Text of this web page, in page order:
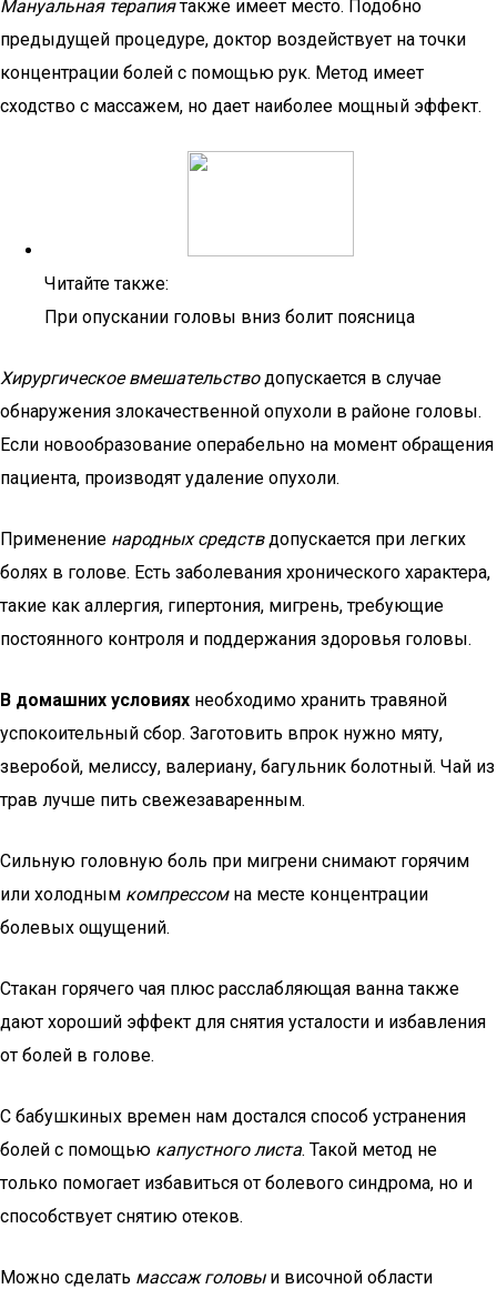
Мануальная терапиятакже имеет место. Подобно
предыдущей процедуре, доктор воздействует на точки
концентрации болей с помощью рук. Метод имеет
сходство с массажем, но дает наиболее мощный эффект.
Читайте также:
При опускании головы вниз болит поясница
Хирургическое вмешательстводопускается в случае
обнаружения злокачественной опухоли в районе головы.
Если новообразование операбельно на момент обращения
пациента, производят удаление опухоли.
Применение народных средствдопускается при легких
болях в голове. Есть заболевания хронического характера,
такие как аллергия, гипертония, мигрень, требующие
постоянного контроля и поддержания здоровья головы.
В домашних условиях необходимо хранить травяной
успокоительный сбор. Заготовить впрок нужно мяту,
зверобой, мелиссу, валериану, багульник болотный. Чай из
трав лучше пить свежезаваренным.
Сильную головную боль при мигрени снимают горячим
или холодным компрессомна месте концентрации
болевых ощущений.
Стакан горячего чая плюс расслабляющая ванна также
дают хороший эффект для снятия усталости и избавления
от болей в голове.
С бабушкиных времен нам достался способ устранения
болей с помощью капустного листа. Такой метод не
только помогает избавиться от болевого синдрома, но и
способствует снятию отеков.
Можно сделать массаж головыи височной области